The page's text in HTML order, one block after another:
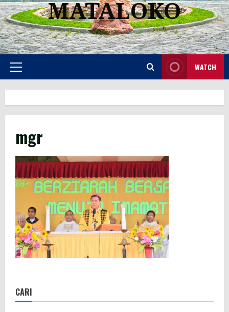
MATALOKO
Primary
WATCH
mgr
CARI